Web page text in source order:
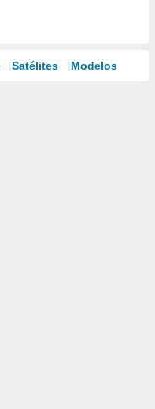
Satélites Modelos